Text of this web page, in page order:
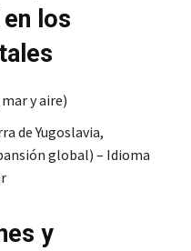
los
y aire)
de Yugoslavia,
global) – Idioma
y